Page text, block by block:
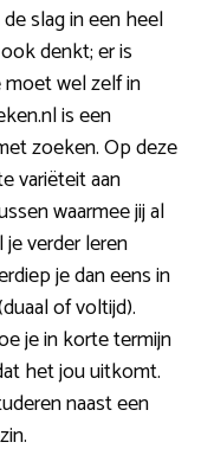
slag in een heel
denkt; er is
wel zelf in
is een
zoeken. Op deze
variëteit aan
waarmee jij al
verder leren
je dan eens in
of voltijd).
je in korte termijn
het jou uitkomt.
naast een